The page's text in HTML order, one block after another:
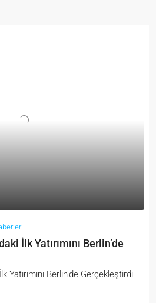
İlk Yatırımını Berlin’de
Yatırımını Berlin’de Gerçekleştirdi